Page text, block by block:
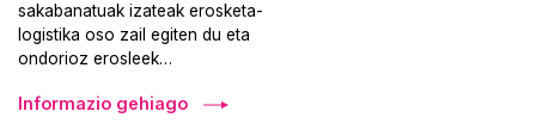
sakabanatuak izateak erosketa-
logistika oso zail egiten du eta
ondorioz erosleek…
Informazio gehiago